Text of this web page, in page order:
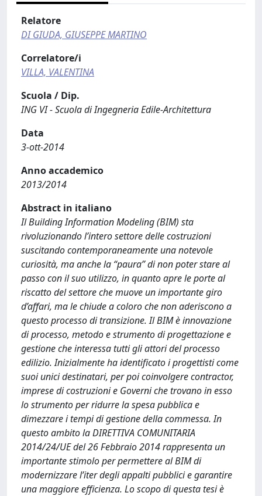
Relatore
DI GIUDA, GIUSEPPE MARTINO
Correlatore/i
VILLA, VALENTINA
Scuola / Dip.
ING VI - Scuola di Ingegneria Edile-Architettura
Data
3-ott-2014
Anno accademico
2013/2014
Abstract in italiano
Il Building Information Modeling (BIM) sta
rivoluzionando l’intero settore delle costruzioni
suscitando contemporaneamente una notevole
curiosità, ma anche la “paura” di non poter stare al
passo con il suo utilizzo, in quanto apre le porte al
riscatto del settore che muove un importante giro
d’affari, ma le chiude a coloro che non aderiscono a
questo processo di transizione. Il BIM è innovazione
di processo, metodo e strumento di progettazione e
gestione che interessa tutti gli attori del processo
edilizio. Inizialmente ha identificato i progettisti come
suoi unici destinatari, per poi coinvolgere contractor,
imprese di costruzioni e Governi che trovano in esso
lo strumento per ridurre la spesa pubblica e
dimezzare i tempi di gestione della commessa. In
questo ambito la DIRETTIVA COMUNITARIA
2014/24/UE del 26 Febbraio 2014 rappresenta un
importante stimolo per permettere al BIM di
modernizzare l’iter degli appalti pubblici e garantire
una maggiore efficienza. Lo scopo di questa tesi è